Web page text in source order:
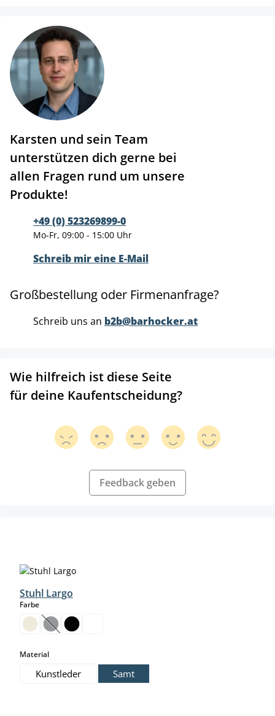
Karsten und sein Team
unterstützen dich gerne bei
allen Fragen rund um unsere
Produkte!
+49 (0) 523269899-0
Mo-Fr, 09:00 - 15:00 Uhr
Schreib mir eine E-Mail
Großbestellung oder Firmenanfrage?
Schreib uns an b2b@barhocker.at
Wie hilfreich ist diese Seite
für deine Kaufentscheidung?
Feedback geben
Stuhl Largo
Farbeauswählen
(Diese Option ist zurzeit nicht verfügbar.)
Materialauswählen
Kunstleder Samt